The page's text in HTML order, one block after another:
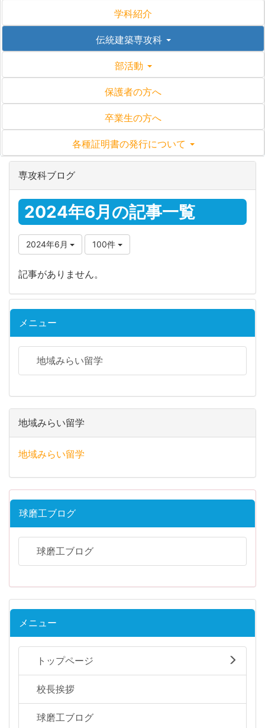
学科紹介
伝統建築専攻科
部活動
保護者の方へ
卒業生の方へ
各種証明書の発行について
専攻科ブログ
2024年6月の記事一覧
2024年6月 100件
記事がありません。
メニュー
地域みらい留学
地域みらい留学
地域みらい留学
球磨工ブログ
球磨工ブログ
メニュー
トップページ
校長挨拶
球磨工ブログ